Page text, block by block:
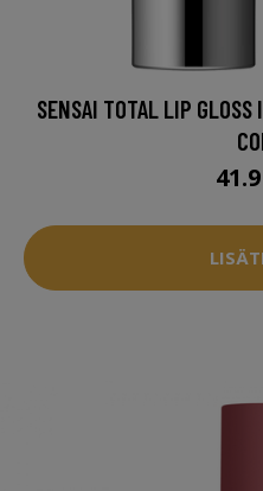
SENSAI TOTAL LIP GLOSS